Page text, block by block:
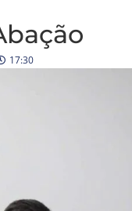
17:30